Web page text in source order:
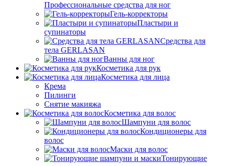
Профессиональные средства для ног
Гель-корректоры
Пластыри и
супинаторы
Средства для
тела GERLASAN
Ванны для ног
Косметика для рук
Косметика для лица
Крема
Пилинги
Снятие макияжа
Косметика для волос
Шампуни для волос
Кондиционеры для
волос
Маски для волос
Тонирующие